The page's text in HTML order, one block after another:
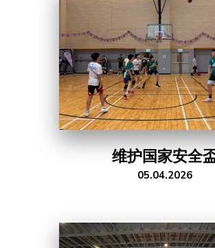
维护国家安全
05.04.2026